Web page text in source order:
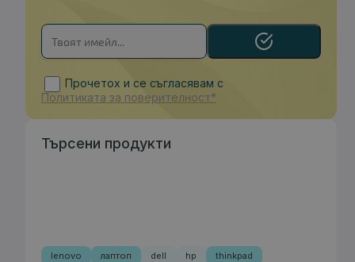
Прочетох и се съгласявам с
Политиката за поверителност*
Търсени продукти
lenovo лаптоп dell hp
thinkpad